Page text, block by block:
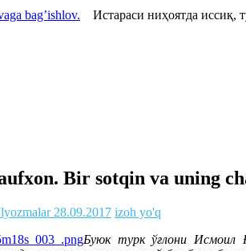
bag’ishlov. Истараси ниҳоятда иссиқ,
Bir sotqin va uning
28.09.2017 izoh yo'q
Буюк турк ўғлони Исмоил